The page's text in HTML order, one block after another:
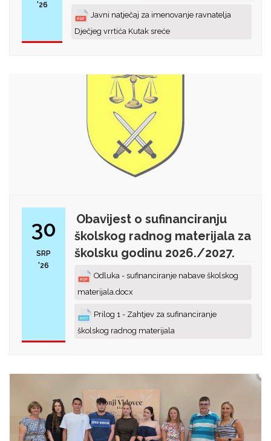
'26
Javni natječaj za imenovanje ravnatelja
Dječjeg vrrtića Kutak sreće
30
SRP
'26
Obavijest o sufinanciranju
školskog radnog materijala za
školsku godinu 2026./2027.
Odluka - sufinanciranje nabave školskog
materijala.docx
Prilog 1 - Zahtjev za sufinanciranje
školskog radnog materijala